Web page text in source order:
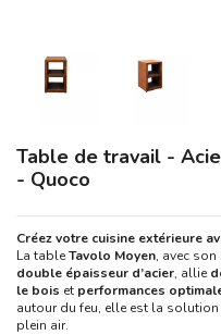
Table de travail -
- Quoco
Créez votre cuisine extérieure
La tableTavolo Moyen, avec son
double épaisseur d’acier, allie
le bois et performances
autour du feu, elle est la
plein air.